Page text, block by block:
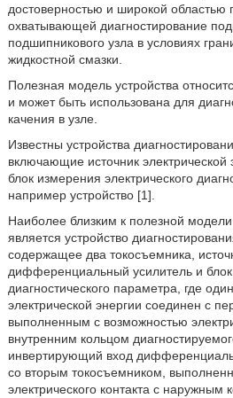
достоверностью и широкой областью
охватывающей диагностирование
подшипникового узла в условиях
жидкостной смазки.
Полезная модель устройства
и может быть использована для
качения в узле.
Известны устройства
включающие источник электрической
блок измерения электрического
например устройство [1].
Наиболее близким к полезной
является устройство
содержащее два токосъемника,
дифференциальный усилитель и
диагностического параметра, где
электрической энергии соединен с
выполненным с возможностью
внутренним кольцом
инвертирующий вход
со вторым токосъемником,
электрического контакта с наружным